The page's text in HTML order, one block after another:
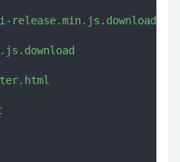
release.min.js.download